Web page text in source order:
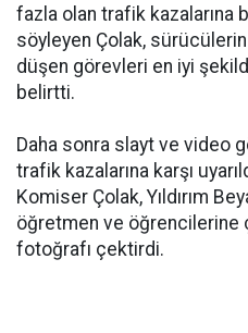
fazla olan trafik kazalarına
söyleyen Çolak,
düşen görevleri en iyi
belirtti.
Daha sonra slayt ve video
trafik kazalarına karşı
Komiser Çolak, Yıldırım
öğretmen ve öğrencilerine
fotoğrafı çektirdi.